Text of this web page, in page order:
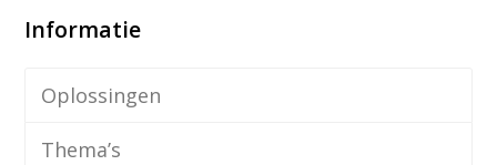
Informatie
Oplossingen
Thema’s